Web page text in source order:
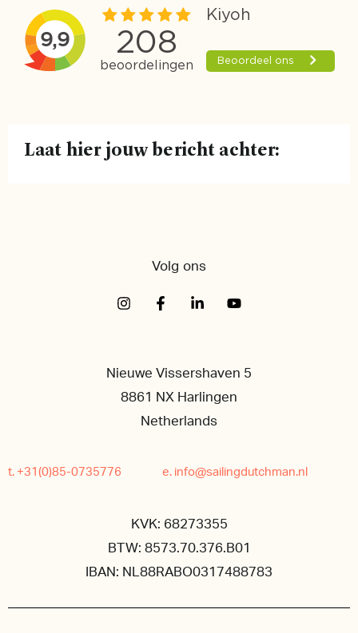
Laat hier jouw bericht achter:
Volg ons
Nieuwe Vissershaven 5
8861 NX Harlingen
Netherlands
t. +31(0)85-0735776 e. info@sailingdutchman.nl
KVK: 68273355
BTW: 8573.70.376.B01
IBAN: NL88RABO0317488783